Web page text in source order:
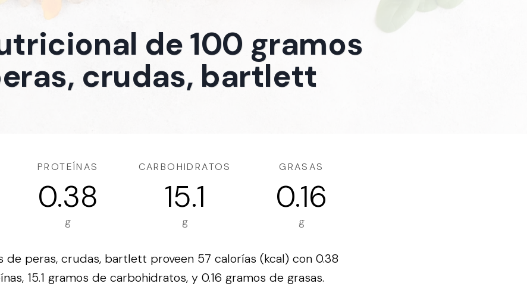
de 100 gramos
crudas, bartlett
PROTEÍNAS
0.38
g
CARBOHIDRATOS
15.1
g
GRASAS
0.16
g
de peras, crudas, bartlett proveen 57 calorías (kcal) con 0.38
15.1 gramos de carbohidratos, y 0.16 gramos de grasas.